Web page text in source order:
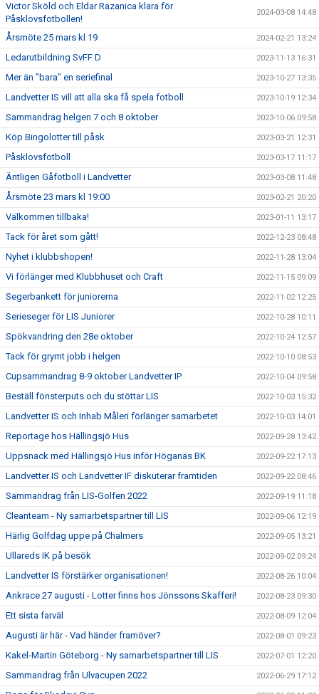
Victor Sköld och Eldar Razanica klara för
Påsklovsfotbollen!
2024-03-08 14:48
Årsmöte 25 mars kl 19 2024-02-21 13:24
Ledarutbildning SvFF D 2023-11-13 16:31
Mer än "bara" en seriefinal 2023-10-27 13:35
Landvetter IS vill att alla ska få spela fotboll 2023-10-19 12:34
Sammandrag helgen 7 och 8 oktober 2023-10-06 09:58
Köp Bingolotter till påsk 2023-03-21 12:31
Påsklovsfotboll 2023-03-17 11:17
Äntligen Gåfotboll i Landvetter 2023-03-08 11:48
Årsmöte 23 mars kl 19:00 2023-02-21 20:20
Välkommen tillbaka! 2023-01-11 13:17
Tack för året som gått! 2022-12-23 08:48
Nyhet i klubbshopen! 2022-11-28 13:04
Vi förlänger med Klubbhuset och Craft 2022-11-15 09:09
Segerbankett för juniorerna 2022-11-02 12:25
Serieseger för LIS Juniorer 2022-10-28 10:11
Spökvandring den 28e oktober 2022-10-24 12:57
Tack för grymt jobb i helgen 2022-10-10 08:53
Cupsammandrag 8-9 oktober Landvetter IP 2022-10-04 09:58
Beställ fönsterputs och du stöttar LIS 2022-10-03 15:32
Landvetter IS och Inhab Måleri förlänger samarbetet 2022-10-03 14:01
Reportage hos Hällingsjö Hus 2022-09-28 13:42
Uppsnack med Hällingsjö Hus inför Höganäs BK 2022-09-22 17:13
Landvetter IS och Landvetter IF diskuterar framtiden 2022-09-22 08:46
Sammandrag från LIS-Golfen 2022 2022-09-19 11:18
Cleanteam - Ny samarbetspartner till LIS 2022-09-06 12:19
Härlig Golfdag uppe på Chalmers 2022-09-05 13:21
Ullareds IK på besök 2022-09-02 09:24
Landvetter IS förstärker organisationen! 2022-08-26 10:04
Ankrace 27 augusti - Lotter finns hos Jönssons Skafferi! 2022-08-23 09:30
Ett sista farväl 2022-08-09 12:04
Augusti är här - Vad händer framöver? 2022-08-01 09:23
Kakel-Martin Göteborg - Ny samarbetspartner till LIS 2022-07-01 12:20
Sammandrag från Ulvacupen 2022 2022-06-29 17:12